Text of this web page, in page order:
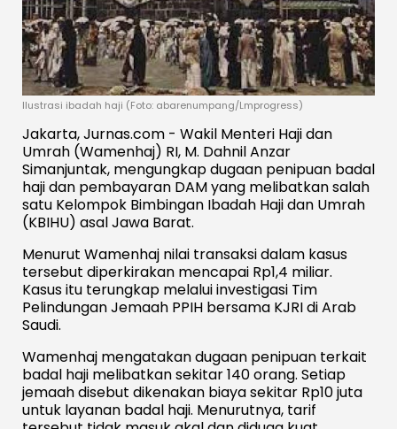
Ilustrasi ibadah haji (Foto: abarenumpang/Lmprogress)
Jakarta, Jurnas.com - Wakil Menteri Haji dan
Umrah (Wamenhaj) RI, M. Dahnil Anzar
Simanjuntak, mengungkap dugaan penipuan badal
haji dan pembayaran DAM yang melibatkan salah
satu Kelompok Bimbingan Ibadah Haji dan Umrah
(KBIHU) asal Jawa Barat.
Menurut Wamenhaj nilai transaksi dalam kasus
tersebut diperkirakan mencapai Rp1,4 miliar.
Kasus itu terungkap melalui investigasi Tim
Pelindungan Jemaah PPIH bersama KJRI di Arab
Saudi.
Wamenhaj mengatakan dugaan penipuan terkait
badal haji melibatkan sekitar 140 orang. Setiap
jemaah disebut dikenakan biaya sekitar Rp10 juta
untuk layanan badal haji. Menurutnya, tarif